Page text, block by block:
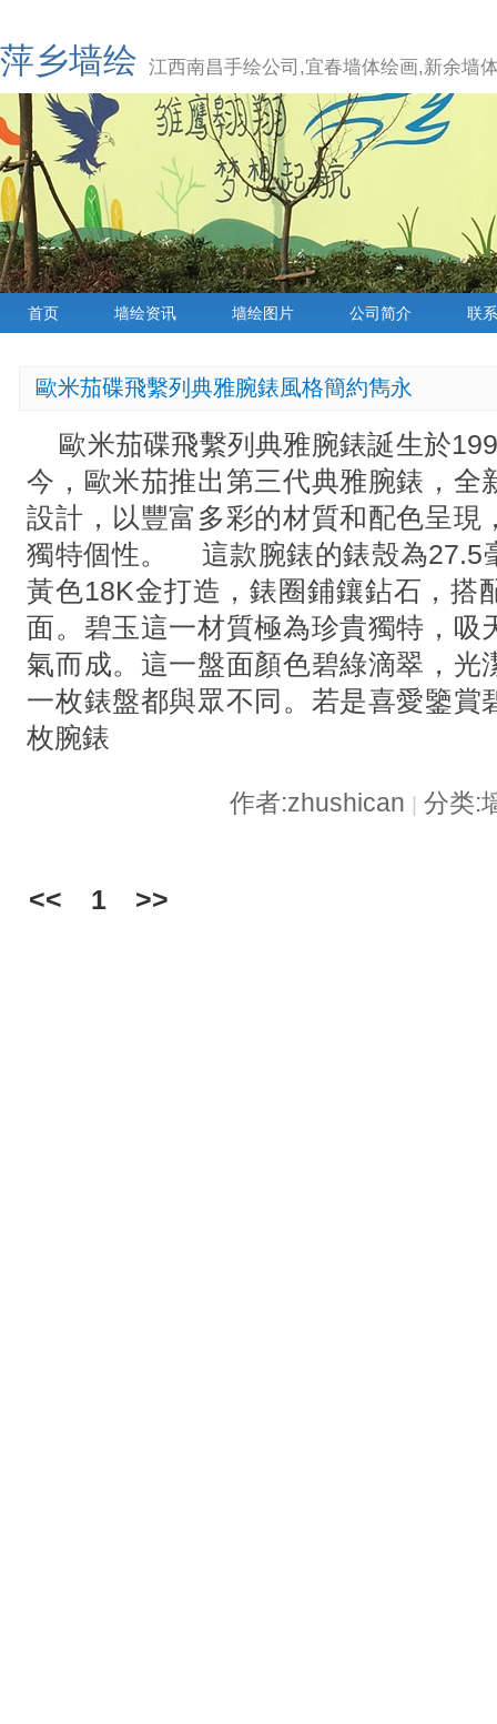
萍乡墙绘 江西南昌手绘公司,宜春墙体绘画,新余墙
首页 墙绘资讯 墙绘图片 公司简介 联
歐米茄碟飛繫列典雅腕錶風格簡約雋永
歐米茄碟飛繫列典雅腕錶誕生於
今，歐米茄推出第三代典雅腕錶，全
設計，以豐富多彩的材質和配色呈現
獨特個性。 這款腕錶的錶殼為27.5
黃色18K金打造，錶圈鋪鑲鉆石，搭
面。碧玉這一材質極為珍貴獨特，吸
氣而成。這一盤面顏色碧綠滴翠，光
一枚錶盤都與眾不同。若是喜愛鑒賞
枚腕錶
作者:zhushican 分类:
<< 1 >>